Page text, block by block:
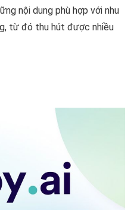
nội dung phù hợp với nhu
từ đó thu hút được nhiều